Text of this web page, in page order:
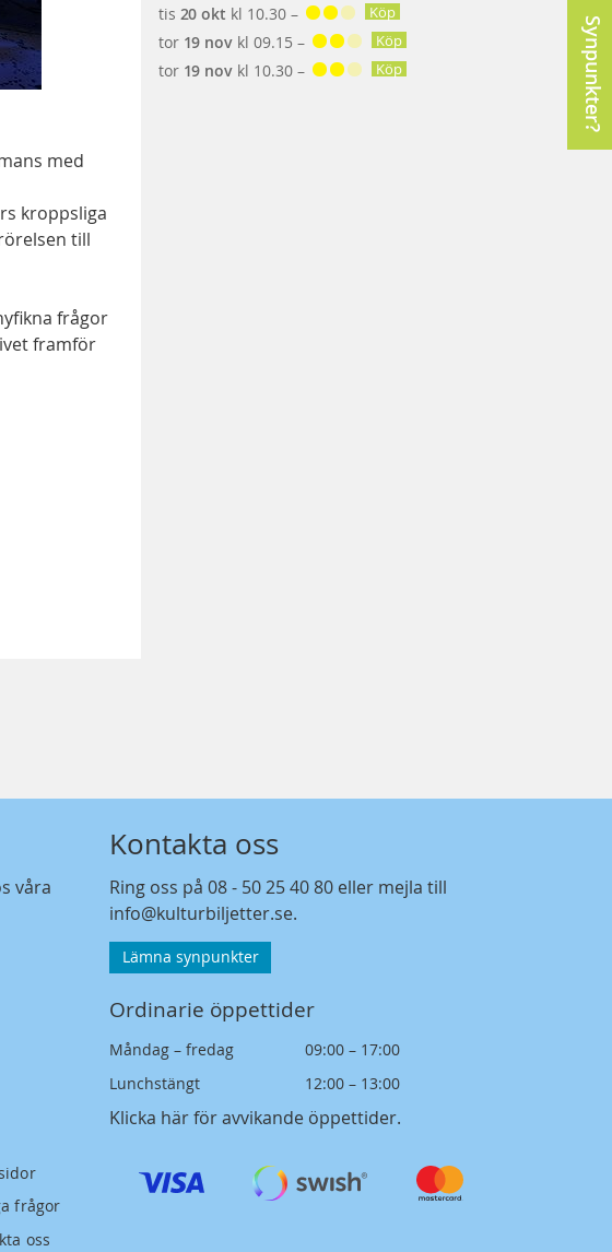
tis 20 okt kl 10.30 – Köp
tor 19 novkl 09.15 – Köp
tor 19 novkl 10.30 – Köp
med
kroppsliga
till
frågor
framför
våra
Kontakta oss
Ring oss på08 - 50 25 40 80 eller mejla till
info@kulturbiljetter.se.
Lämna synpunkter
Ordinarie öppettider
Måndag – fredag
09:00 – 17:00
Lunchstängt
12:00 – 13:00
Klicka här för avvikande öppettider.
frågor
oss
Synpunkter?